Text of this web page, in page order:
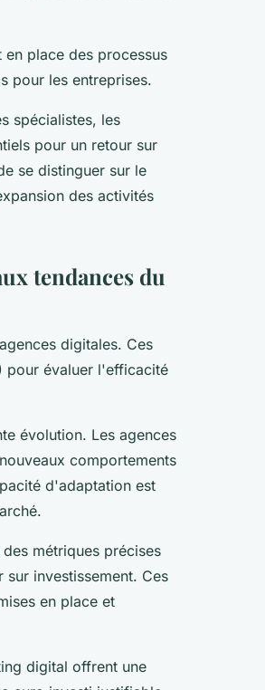
en place des processus
pour les entreprises.
spécialistes, les
pour un retour sur
se distinguer sur le
des activités
tendances du
digitales. Ces
pour évaluer l'efficacité
évolution. Les agences
comportements
d'adaptation est
métriques précises
investissement. Ces
en place et
digital offrent une